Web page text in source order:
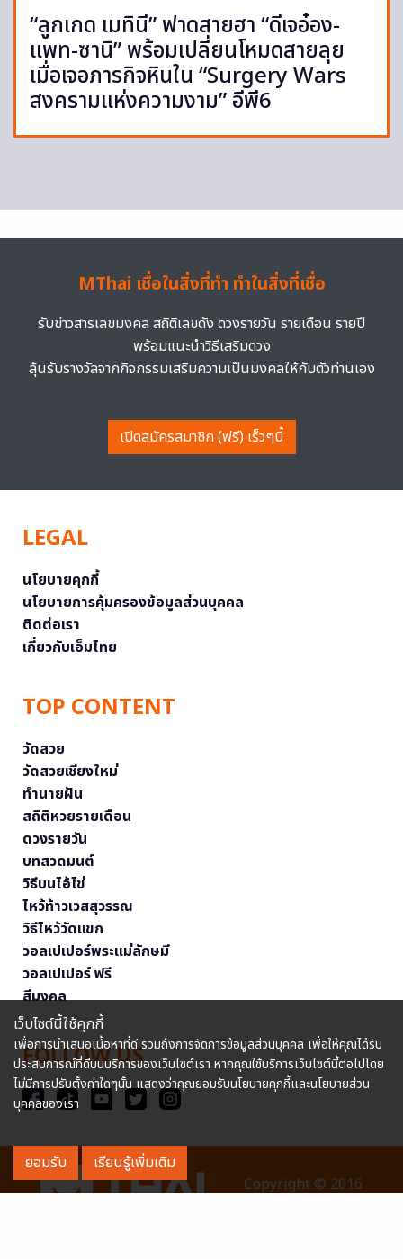
“ลูกเกด เมทินี” ฟาดสายฮา “ดีเจอ๋อง-
แพท-ซานิ” พร้อมเปลี่ยนโหมดสายลุย
เมื่อเจอภารกิจหินใน “Surgery Wars
สงครามแห่งความงาม” อีพี6
MThai เชื่อในสิ่งที่ทำ ทำในสิ่งที่เชื่อ
รับข่าวสารเลขมงคล สถิติเลขดัง ดวงรายวัน รายเดือน รายปี
พร้อมแนะนำวิธีเสริมดวง
ลุ้นรับรางวัลจากกิจกรรมเสริมความเป็นมงคลให้กับตัวท่านเอง
เปิดสมัครสมาชิก (ฟรี) เร็วๆนี้
LEGAL
นโยบายคุกกี้
นโยบายการคุ้มครองข้อมูลส่วนบุคคล
ติดต่อเรา
เกี่ยวกับเอ็มไทย
TOP CONTENT
วัดสวย
วัดสวยเชียงใหม่
ทำนายฝัน
สถิติหวยรายเดือน
ดวงรายวัน
บทสวดมนต์
วิธีบนไอ้ไข่
ไหว้ท้าวเวสสุวรรณ
วิธีไหว้วัดแขก
วอลเปเปอร์พระแม่ลักษมี
วอลเปเปอร์ ฟรี
สีมงคล
FOLLOW US
Copyright © 2016
เว็บไซต์นี้ใช้คุกกี้
เพื่อการนำเสนอเนื้อหาที่ดี รวมถึงการจัดการข้อมูลส่วนบุคคล เพื่อให้คุณได้รับ
ประสบการณ์ที่ดีบนบริการของเว็บไซต์เรา หากคุณใช้บริการเว็บไซต์นี้ต่อไปโดย
ไม่มีการปรับตั้งค่าใดๆนั้น แสดงว่าคุณยอมรับนโยบายคุกกี้และนโยบายส่วน
บุคคลของเรา
ยอมรับ เรียนรู้เพิ่มเติม